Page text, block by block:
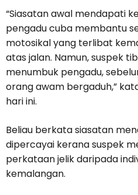
“Siasatan awal mendapati
pengadu cuba membantu
motosikal yang terlibat
atas jalan. Namun, suspek
menumbuk pengadu,
orang awam bergaduh,”
hari ini.
Beliau berkata siasatan
dipercayai kerana suspek
perkataan jelik daripada
kemalangan.